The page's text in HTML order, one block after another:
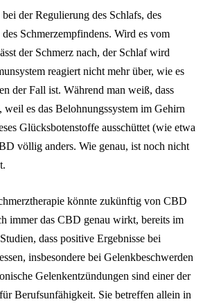
der Regulierung des Schlafs, des
Schmerzempfindens. Wird es vom
der Schmerz nach, der Schlaf wird
reagiert nicht mehr über, wie es
der Fall ist. Während man weiß, dass
es das Belohnungssystem im Gehirn
Glücksbotenstoffe ausschüttet (wie etwa
völlig anders. Wie genau, ist noch nicht
könnte zukünftig von CBD
immer das CBD genau wirkt, bereits im
dass positive Ergebnisse bei
insbesondere bei Gelenkbeschwerden
Gelenkentzündungen sind einer der
Berufsunfähigkeit. Sie betreffen allein in